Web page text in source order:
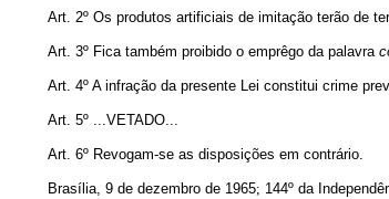
Art. 2º Os produtos artificiais de imitação terão de
Art. 3º Fica também proibido o emprêgo da palavra
Art. 4º A infração da presente Lei constitui crime
Art. 5º ...VETADO...
Art. 6º Revogam-se as disposições em contrário.
Brasília, 9 de dezembro de 1965; 144º da